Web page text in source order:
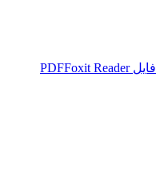
Foxit Reader